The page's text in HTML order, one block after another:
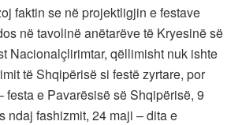
faktin se në projektligjin e festave
në tavolinë anëtarëve të Kryesinë së
Nacionalçlirimtar, qëllimisht nuk ishte
të Shqipërisë si festë zyrtare, por
festa e Pavarësisë së Shqipërisë, 9
ndaj fashizmit, 24 maji – dita e